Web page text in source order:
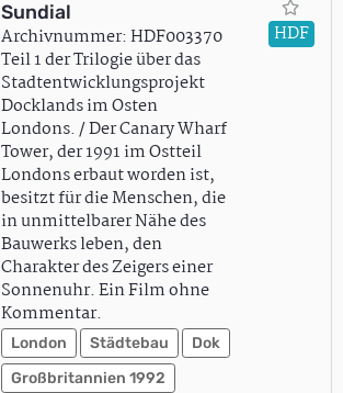
Sundial
Archivnummer: HDF003370
Teil 1 der Trilogie über das
Stadtentwicklungsprojekt
Docklands im Osten
Londons. / Der Canary Wharf
Tower, der 1991 im Ostteil
Londons erbaut worden ist,
besitzt für die Menschen, die
in unmittelbarer Nähe des
Bauwerks leben, den
Charakter des Zeigers einer
Sonnenuhr. Ein Film ohne
Kommentar.
London Städtebau
Dok
Großbritannien 1992
HDF